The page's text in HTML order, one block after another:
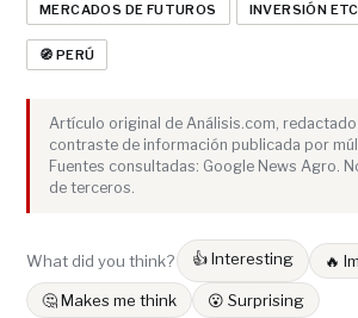
MERCADOS DE FUTUROS INVERSIÓN ETC
🧭 PERÚ
Artículo original de Análisis.com, redactado
contraste de información publicada por
Fuentes consultadas: Google News Agro.
de terceros.
What did you think? 👍 Interesting 🔥
🤔 Makes me think 😮 Surprising